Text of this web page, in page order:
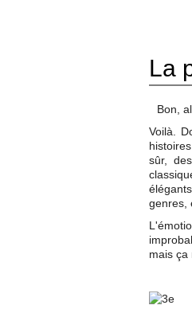
La
Bon,
Voilà.
sûr,
genres,
mais ça